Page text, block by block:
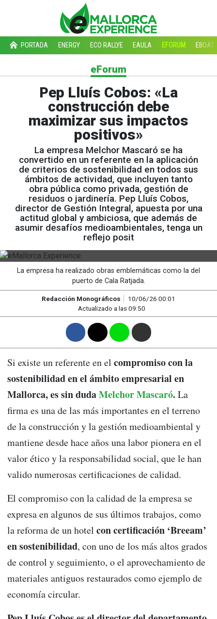
PORTADA ENERGY ECO RALLYE EAULA EFORUM EBOAT
eForum
Pep Lluís Cobos: «La
construcción debe
maximizar sus impactos
positivos»
La empresa Melchor Mascaró se ha
convertido en un referente en la aplicación
de criterios de sostenibilidad en todos sus
ámbitos de actividad, que incluyen tanto
obra pública como privada, gestión de
residuos o jardinería. Pep Lluís Cobos,
director de Gestión Integral, apuesta por una
actitud global y ambiciosa, que además de
asumir desafíos medioambientales, tenga un
reflejo posit
La empresa ha realizado obras emblemáticas como la del
puerto de Cala Ratjada.
Redacción Monográficos
10/06/26 00:01
Actualizado a las 09:50
Si existe un referente en el compromiso con la
sostenibilidad en el ámbito empresarial en
Mallorca, es sin dudaMelchor Mascaró. La
firma es una de las más importantes en el terreno
de la construcción y la gestión medioambiental y
mantiene desde hace años una labor pionera en el
valor ético y la responsabilidad social, que le han
valido numerosas certificaciones de calidad.
El compromiso con la calidad de la empresa se
expresa en algunos de sus últimos trabajos, como
la reforma de un hotel con certificación ‘Breeam’
en sostenibilidad, con uno de los más altos grados
de control y seguimiento, o el aprovechamiento de
materiales antiguos restaurados como ejemplo de
economía circular.